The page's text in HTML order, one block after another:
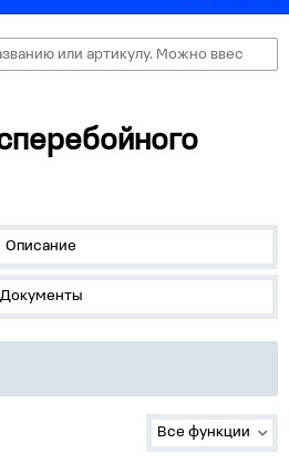
Описание
Документы
Все функции